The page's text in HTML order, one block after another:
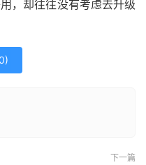
，却往往没有考虑去升级
)
下一篇